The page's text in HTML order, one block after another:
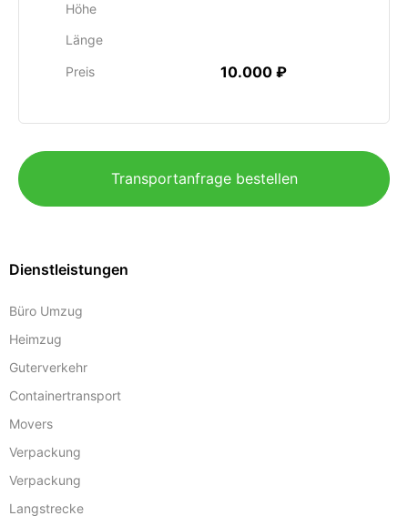
Höhe
Länge
Preis 10.000 ₽
Transportanfrage bestellen
Dienstleistungen
Büro Umzug
Heimzug
Guterverkehr
Containertransport
Movers
Verpackung
Verpackung
Langstrecke